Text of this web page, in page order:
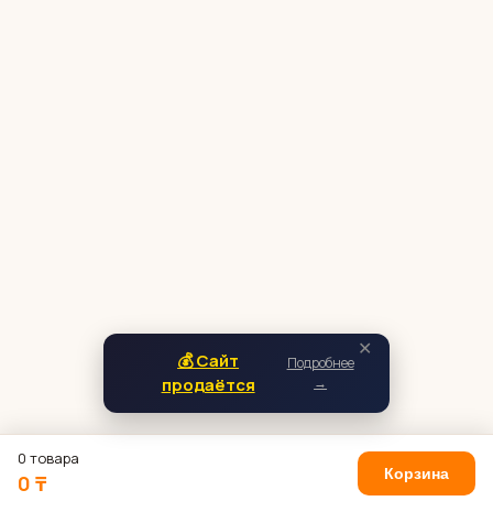
✕
💰 Сайт
продаётся
Подробнее
→
0 товара
0 ₸ Корзина